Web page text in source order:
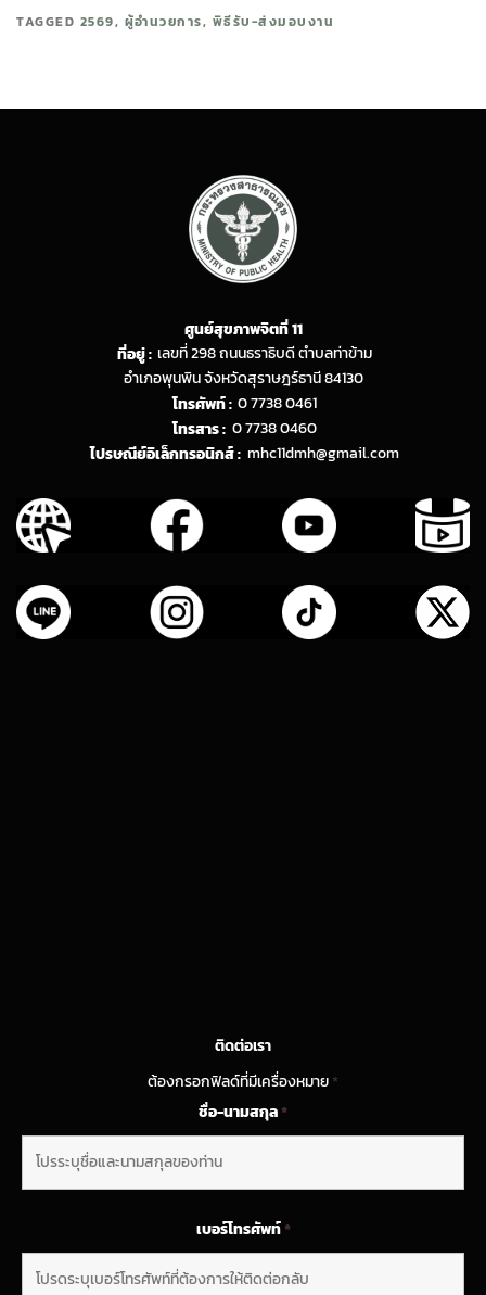
TAGGED 2569, ผู้อำนวยการ, พิธีรับ-ส่งมอบงาน
ศูนย์สุขภาพจิตที่ 11
ที่อยู่ : เลขที่ 298 ถนนธราธิบดี ตำบลท่าข้าม
อำเภอพุนพิน จังหวัดสุราษฎร์ธานี 84130
โทรศัพท์ : 0 7738 0461
โทรสาร : 0 7738 0460
ไปรษณีย์อิเล็กทรอนิกส์ : mhc11dmh@gmail.com
ติดต่อเรา
ต้องกรอกฟิลด์ที่มีเครื่องหมาย*
ชื่อ-นามสกุล*
เบอร์โทรศัพท์*